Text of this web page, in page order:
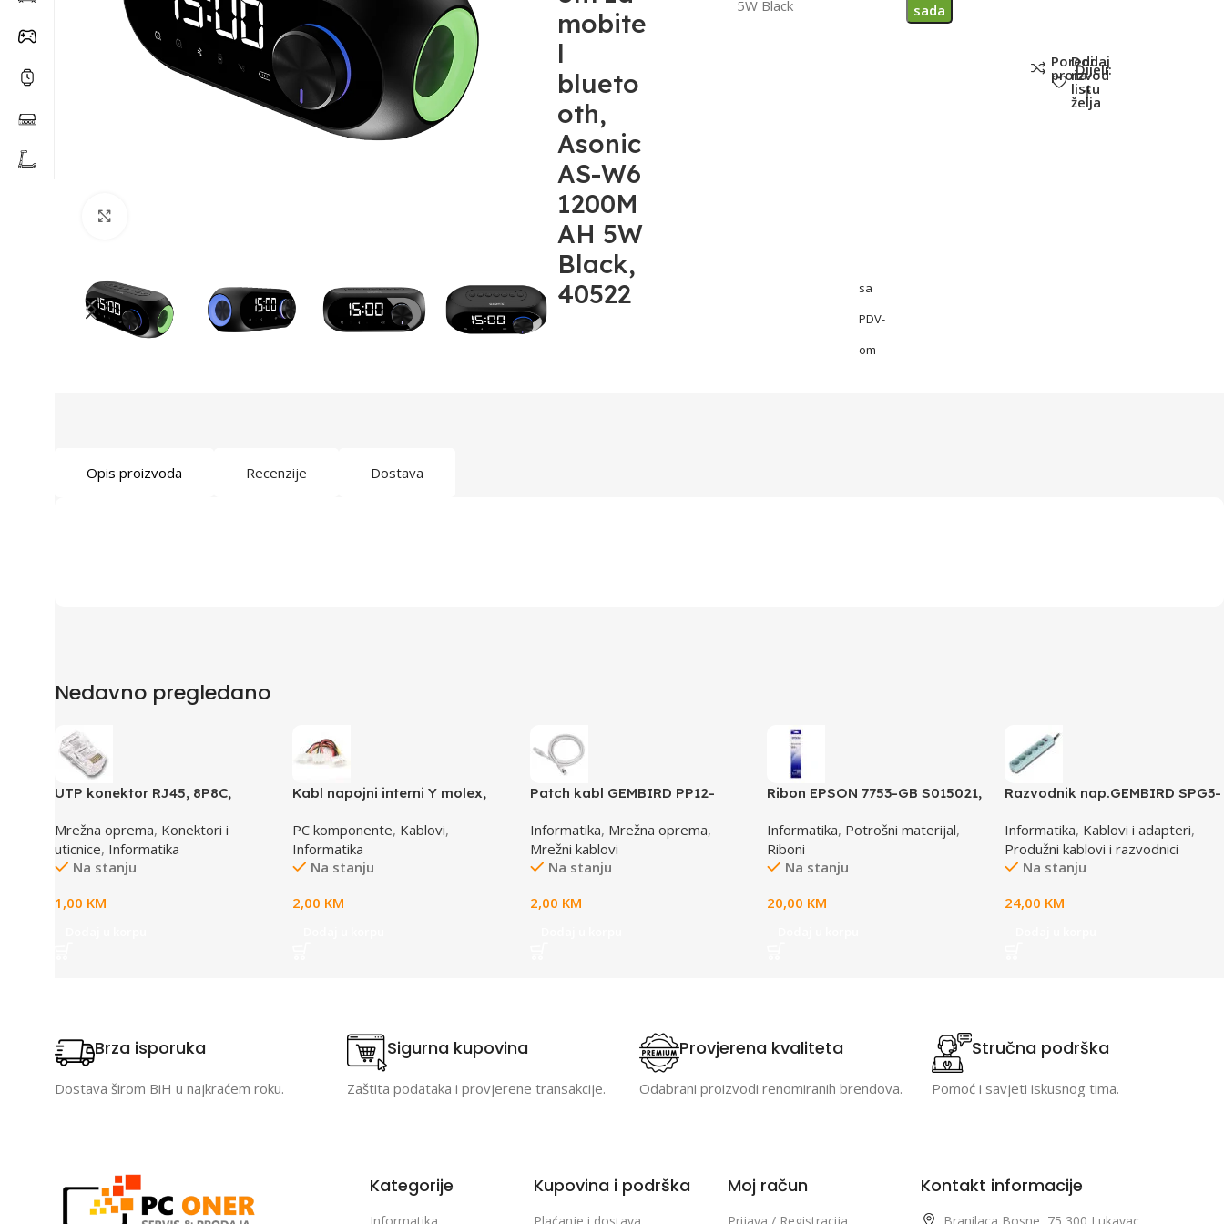
mobite
l
blueto
oth,
Asonic
AS-W6
1200M
AH 5W
Black,
40522
5W Black
sa
PDV-
om
sada
Poredi
proizvod
Dodaj
na
listu
želja
Dijeli:
Opis proizvoda Recenzije Dostava
Nedavno pregledano
UTP konektor RJ45, 8P8C,
Mrežna oprema, Konektori i
uticnice, Informatika
Na stanju
1,00 KM
Kabl napojni interni Y molex,
1x female to 2x male
PC komponente, Kablovi,
Informatika
Na stanju
2,00 KM
Patch kabl GEMBIRD PP12-
Informatika, Mrežna oprema,
Mrežni kablovi
Na stanju
2,00 KM
Ribon EPSON 7753-GB S015021,
(A4)S015633
Informatika, Potrošni materijal,
Riboni
Na stanju
20,00 KM
Razvodnik nap.GEMBIRD SPG3-
osigurač, prenaponska zaštita
Informatika, Kablovi i adapteri,
Produžni kablovi i razvodnici
Na stanju
24,00 KM
Brza isporuka
Dostava širom BiH u najkraćem roku.
Sigurna kupovina
Zaštita podataka i provjerene transakcije.
Provjerena kvaliteta
Odabrani proizvodi renomiranih brendova.
Stručna podrška
Pomoć i savjeti iskusnog tima.
Kategorije Kupovina i podrška Moj račun Kontakt informacije